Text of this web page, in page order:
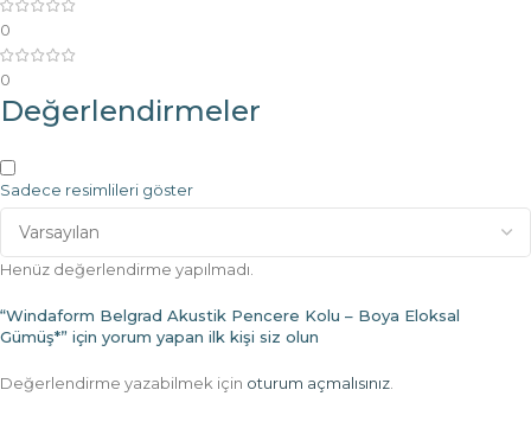
0
0
Değerlendirmeler
Sadece resimlileri göster
Henüz değerlendirme yapılmadı.
“Windaform Belgrad Akustik Pencere Kolu – Boya Eloksal
Gümüş*” için yorum yapan ilk kişi siz olun
Değerlendirme yazabilmek için oturum açmalısınız